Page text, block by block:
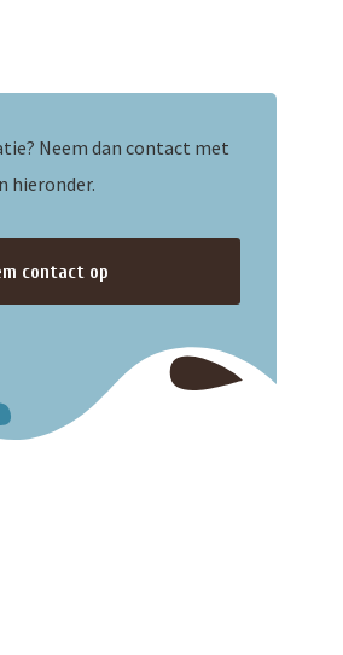
Neem dan contact met
hieronder.
contact op